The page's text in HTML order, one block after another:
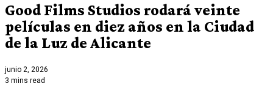
Good Films Studios rodará veinte
películas en diez años en la Ciudad
de la Luz de Alicante
junio 2, 2026
3 mins read